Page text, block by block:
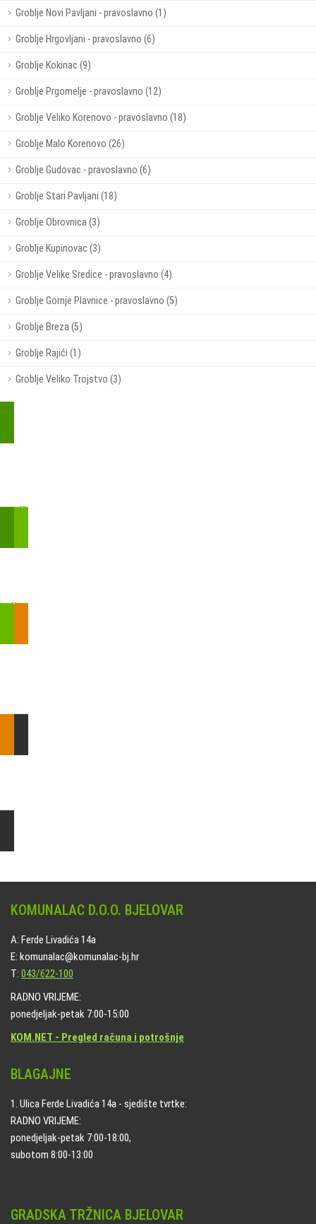
Groblje Novi Pavljani - pravoslavno (1)
Groblje Hrgovljani - pravoslavno (6)
Groblje Kokinac (9)
Groblje Prgomelje - pravoslavno (12)
Groblje Veliko Korenovo - pravoslavno (18)
Groblje Malo Korenovo (26)
Groblje Gudovac - pravoslavno (6)
Groblje Stari Pavljani (18)
Groblje Obrovnica (3)
Groblje Kupinovac (3)
Groblje Velike Sredice - pravoslavno (4)
Groblje Gornje Plavnice - pravoslavno (5)
Groblje Breza (5)
Groblje Rajići (1)
Groblje Veliko Trojstvo (3)
KOMUNALAC D.O.O. BJELOVAR
A: Ferde Livadića 14a
E: komunalac@komunalac-bj.hr
T: 043/622-100
RADNO VRIJEME:
ponedjeljak-petak 7:00-15:00
KOM.NET - Pregled računa i potrošnje
BLAGAJNE
1. Ulica Ferde Livadića 14a - sjedište tvrtke:
RADNO VRIJEME:
ponedjeljak-petak 7:00-18:00,
subotom 8:00-13:00
GRADSKA TRŽNICA BJELOVAR